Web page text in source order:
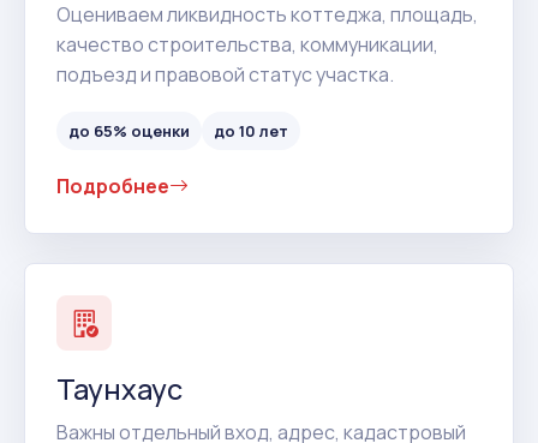
Оцениваем ликвидность коттеджа, площадь,
качество строительства, коммуникации,
подъезд и правовой статус участка.
до 65% оценки до 10 лет
Подробнее
Таунхаус
Важны отдельный вход, адрес, кадастровый